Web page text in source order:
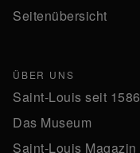
Seitenübersicht
ÜBER UNS
Saint-Louis seit 1586
Das Museum
Saint-Louis Magazin